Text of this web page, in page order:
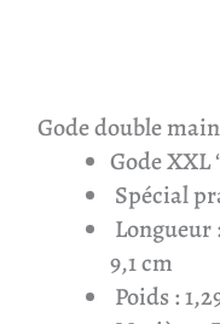
Gode double
Gode XXL
Spécial
Longueur
9,1 cm
Poids :